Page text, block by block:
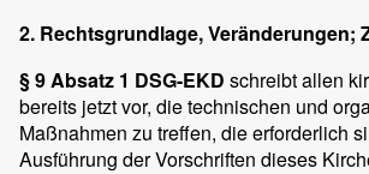
2. Rechtsgrundlage, Veränderungen;
§ 9 Absatz 1 DSG-EKD schreibt allen
bereits jetzt vor, die technischen und
Maßnahmen zu treffen, die erforderlich
Ausführung der Vorschriften dieses